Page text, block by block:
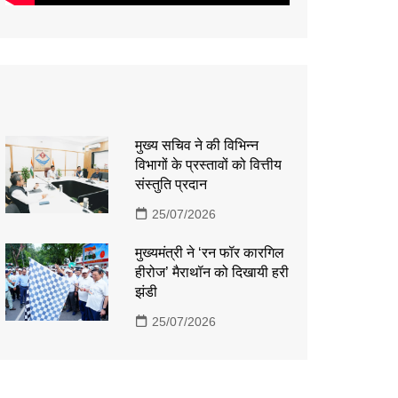
मुख्य सचिव ने की विभिन्न
विभागों के प्रस्तावों को वित्तीय
संस्तुति प्रदान
25/07/2026
मुख्यमंत्री ने ‘रन फॉर कारगिल
हीरोज’ मैराथॉन को दिखायी हरी
झंडी
25/07/2026